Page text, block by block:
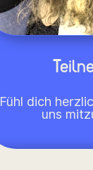
Fühl dich
uns